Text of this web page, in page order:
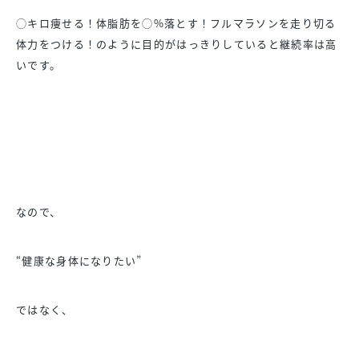
◯キロ痩せる！体脂肪を◯%落とす！ フルマラソンを走り切る
体力をつける！ のように目的がはっきりしていると継続率は高
いです。
なので、
“健康な身体になりたい”
ではなく、